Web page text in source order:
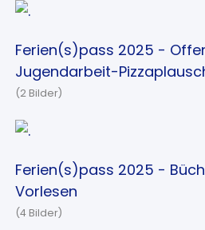
Ferien(s)pass 2025 -
Jugendarbeit-
(2 Bilder)
Ferien(s)pass 2025 -
Vorlesen
(4 Bilder)